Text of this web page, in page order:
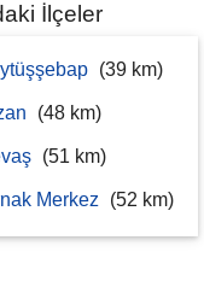
İlçeler
(39 km)
(48 km)
(51 km)
Merkez (52 km)